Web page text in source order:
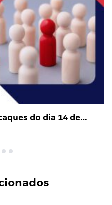
do dia 14 de…